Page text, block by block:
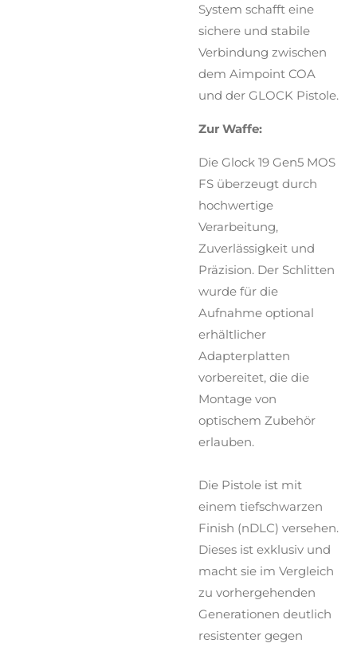
System schafft eine
sichere und stabile
Verbindung zwischen
dem Aimpoint COA
und der GLOCK Pistole.
Zur Waffe:
Die Glock 19 Gen5 MOS
FS überzeugt durch
hochwertige
Verarbeitung,
Zuverlässigkeit und
Präzision. Der Schlitten
wurde für die
Aufnahme optional
erhältlicher
Adapterplatten
vorbereitet, die die
Montage von
optischem Zubehör
erlauben.
Die Pistole ist mit
einem tiefschwarzen
Finish (nDLC) versehen.
Dieses ist exklusiv und
macht sie im Vergleich
zu vorhergehenden
Generationen deutlich
resistenter gegen